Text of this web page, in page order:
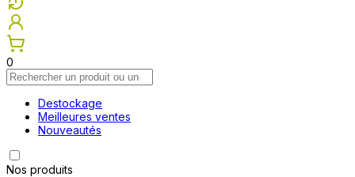
0
Destockage
Meilleures ventes
Nouveautés
Nos produits